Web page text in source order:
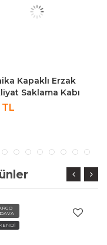
Kapaklı Erzak
Saklama Kabı
Saklama Kutusu
TL